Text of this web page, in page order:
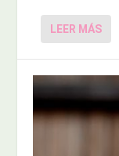
LEER MÁS